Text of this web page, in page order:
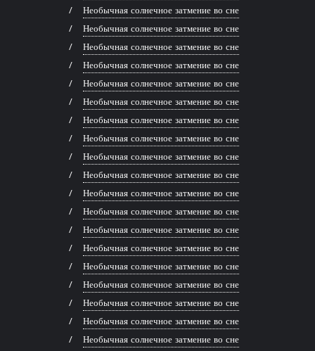
Необычная солнечное затмение во сне
Необычная солнечное затмение во сне
Необычная солнечное затмение во сне
Необычная солнечное затмение во сне
Необычная солнечное затмение во сне
Необычная солнечное затмение во сне
Необычная солнечное затмение во сне
Необычная солнечное затмение во сне
Необычная солнечное затмение во сне
Необычная солнечное затмение во сне
Необычная солнечное затмение во сне
Необычная солнечное затмение во сне
Необычная солнечное затмение во сне
Необычная солнечное затмение во сне
Необычная солнечное затмение во сне
Необычная солнечное затмение во сне
Необычная солнечное затмение во сне
Необычная солнечное затмение во сне
Необычная солнечное затмение во сне